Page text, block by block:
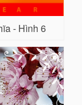
- Hình 6